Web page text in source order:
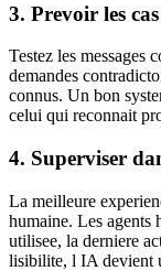
3. Prevoir les
Testez les messages
demandes
connus. Un bon
celui qui reconnait
4. Superviser
La meilleure
humaine. Les agents
utilisee, la derniere
lisibilite, l IA devient